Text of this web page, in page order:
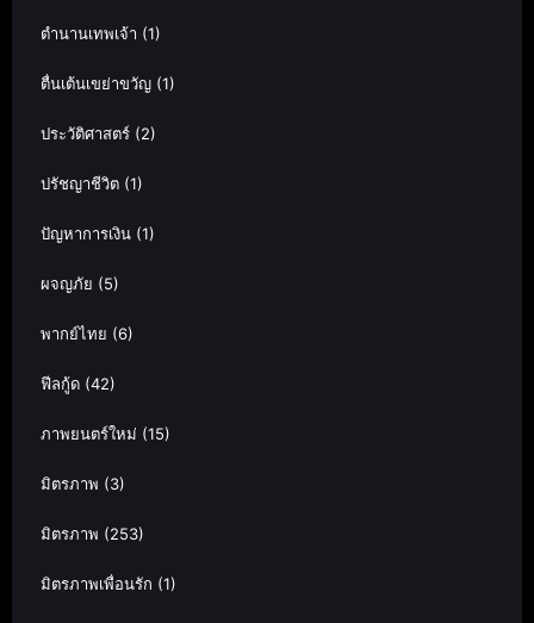
ตำนานเทพเจ้า (1)
ตื่นเต้นเขย่าขวัญ (1)
ประวัติศาสตร์ (2)
ปรัชญาชีวิต (1)
ปัญหาการเงิน (1)
ผจญภัย (5)
พากย์ไทย (6)
ฟีลกู้ด (42)
ภาพยนตร์ใหม่ (15)
มิตรภาพ (3)
มิตรภาพ (253)
มิตรภาพเพื่อนรัก (1)